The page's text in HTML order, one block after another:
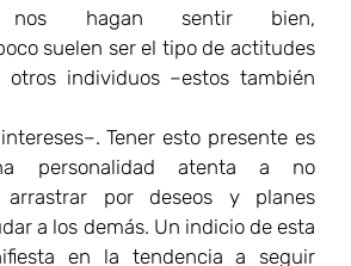
en el corto o mediano plazo.
de Oakley ofrece una lección
personas que quieran orientar su
de ayudar al prójimo, lo
hacer, por el bien de esas
ellos mismos, es reconocer que
casos puede hacer mucho